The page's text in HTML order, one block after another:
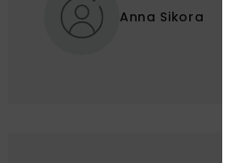
Anna Sikora